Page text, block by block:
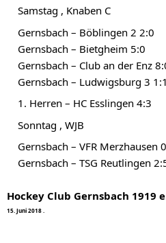
Samstag , Knaben C
Gernsbach – Böblingen 2 2:0
Gernsbach – Bietgheim 5:0
Gernsbach – Club an der Enz
Gernsbach – Ludwigsburg 3 1:1
1. Herren – HC Esslingen 4:3
Sonntag , WJB
Gernsbach – VFR Merzhausen
Gernsbach – TSG Reutlingen
Hockey Club Gernsbach 1919
15 Juni2018·